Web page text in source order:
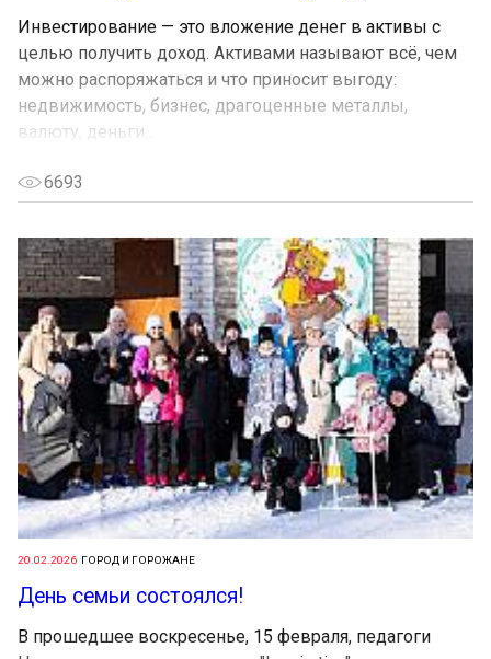
Инвестирование — это вложение денег в активы с
целью получить доход. Активами называют всё, чем
можно распоряжаться и что приносит выгоду:
недвижимость, бизнес, драгоценные металлы,
валюту, деньги...
6693
20.02.2026 ГОРОД И ГОРОЖАНЕ
День семьи состоялся!
В прошедшее воскресенье, 15 февраля, педагоги